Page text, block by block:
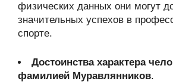
физических данных они могут
значительных успехов в
спорте.
Достоинства характера
фамилией Муравлянников.